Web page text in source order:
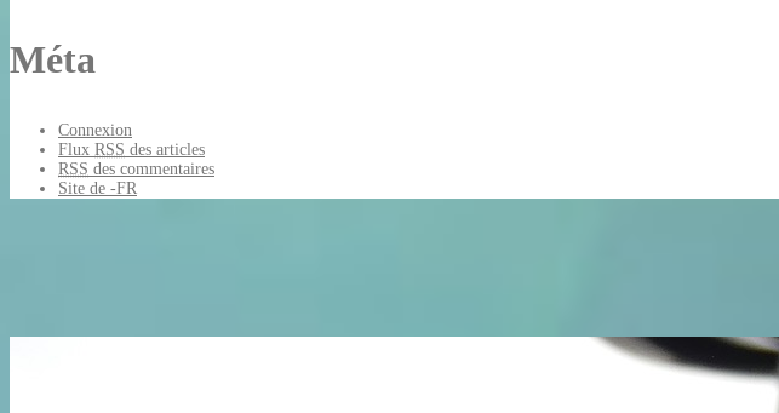
Méta
Connexion
Flux RSS des articles
RSS des commentaires
Site de -FR